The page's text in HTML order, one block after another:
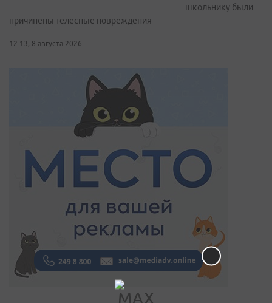
школьнику были
причинены телесные повреждения
12:13, 8 августа 2026